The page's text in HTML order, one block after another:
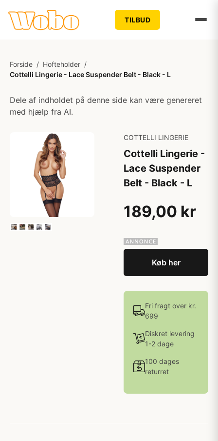
TILBUD
Forside / Hofteholder /
Cottelli Lingerie - Lace Suspender Belt - Black - L
Dele af indholdet på denne side kan være genereret
med hjælp fra AI.
COTTELLI LINGERIE
Cottelli Lingerie -
Lace Suspender
Belt - Black - L
189,00 kr
Køb her
Fri fragt over kr.
699
Diskret levering
1-2 dage
100 dages
returret